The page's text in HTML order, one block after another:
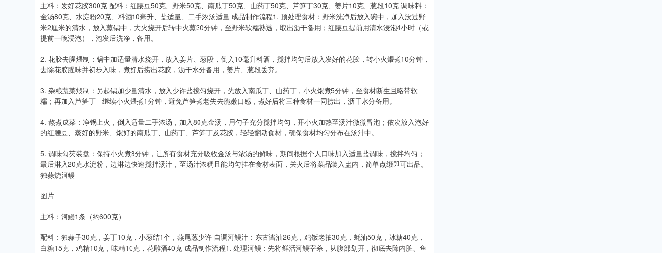
主料：发好花胶300克 配料：红腰豆50克、野米50克、南瓜丁50克、山药丁50克、芦笋丁30克、姜片10克、葱段10克 调味料：
金汤80克、水淀粉20克、料酒10毫升、盐适量、二手浓汤适量 成品制作流程1. 预处理食材：野米洗净后放入碗中，加入没过野
米2厘米的清水，放入蒸锅中，大火烧开后转中火蒸30分钟，至野米软糯熟透，取出沥干备用；红腰豆提前用清水浸泡4小时（或
提前一晚浸泡），泡发后洗净，备用。
2. 花胶去腥煨制：锅中加适量清水烧开，放入姜片、葱段，倒入10毫升料酒，搅拌均匀后放入发好的花胶，转小火煨煮10分钟，
去除花胶腥味并初步入味，煮好后捞出花胶，沥干水分备用，姜片、葱段丢弃。
3. 杂粮蔬菜煨制：另起锅加少量清水，放入少许盐搅匀烧开，先放入南瓜丁、山药丁，小火煨煮5分钟，至食材断生且略带软
糯；再加入芦笋丁，继续小火煨煮1分钟，避免芦笋煮老失去脆嫩口感，煮好后将三种食材一同捞出，沥干水分备用。
4. 熬煮成菜：净锅上火，倒入适量二手浓汤，加入80克金汤，用勺子充分搅拌均匀，开小火加热至汤汁微微冒泡；依次放入泡好
的红腰豆、蒸好的野米、煨好的南瓜丁、山药丁、芦笋丁及花胶，轻轻翻动食材，确保食材均匀分布在汤汁中。
5. 调味勾芡装盘：保持小火煮3分钟，让所有食材充分吸收金汤与浓汤的鲜味，期间根据个人口味加入适量盐调味，搅拌均匀；
最后淋入20克水淀粉，边淋边快速搅拌汤汁，至汤汁浓稠且能均匀挂在食材表面，关火后将菜品装入盅内，简单点缀即可出品。
独蒜烧河鳗
图片
主料：河鳗1条（约600克）
配料：独蒜子30克，姜丁10克，小葱结1个，燕尾葱少许 自调河鳗汁：东古酱油26克，鸡饭老抽30克，蚝油50克，冰糖40克，
白糖15克，鸡精10克，味精10克，花雕酒40克 成品制作流程1. 处理河鳗：先将鲜活河鳗宰杀，从腹部划开，彻底去除内脏、鱼